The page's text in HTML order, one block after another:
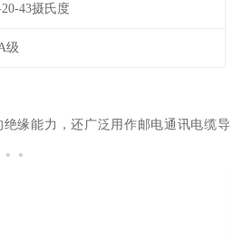
43摄氏度
级
缘能力，还广泛用作邮电通讯电缆导
。